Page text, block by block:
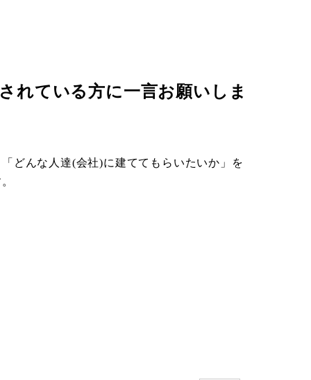
れている方に一言お願いしま
どんな人達(会社)に建ててもらいたいか」を